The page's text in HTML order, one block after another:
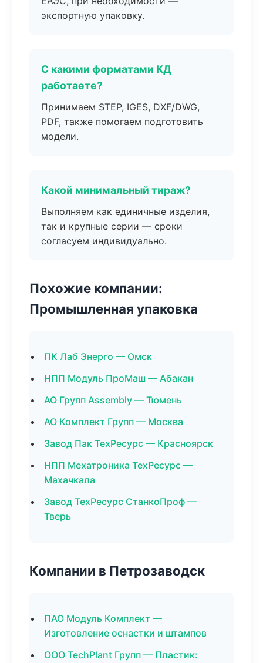
экспортную упаковку.
С какими форматами КД
работаете?
Принимаем STEP, IGES, DXF/DWG,
PDF, также помогаем подготовить
модели.
Какой минимальный тираж?
Выполняем как единичные изделия,
так и крупные серии — сроки
согласуем индивидуально.
Похожие компании:
Промышленная упаковка
ПК Лаб Энерго — Омск
НПП Модуль ПроМаш — Абакан
АО Групп Assembly — Тюмень
АО Комплект Групп — Москва
Завод Пак ТехРесурс — Красноярск
НПП Мехатроника ТехРесурс —
Махачкала
Завод ТехРесурс СтанкоПроф —
Тверь
Компании в Петрозаводск
ПАО Модуль Комплект —
Изготовление оснастки и штампов
ООО TechPlant Групп — Пластик: